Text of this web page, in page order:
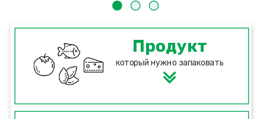
Продукт
который нужно запаковать